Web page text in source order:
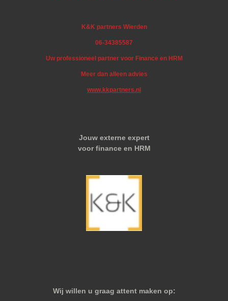
K&K partners Wierden
06-34385587
Uw professioneel partner voor Finance en HRM
Meer dan alleen advies
www.kkpartners.nl
Jouw externe expert
voor finance en HRM
Wij willen u graag attent maken op: